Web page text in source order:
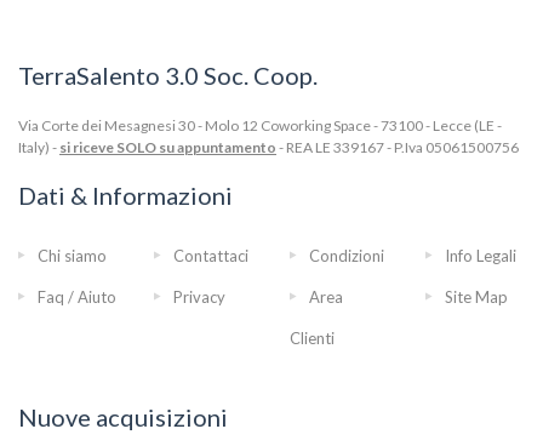
TerraSalento 3.0 Soc. Coop.
Via Corte dei Mesagnesi 30 - Molo 12 Coworking Space - 73100 - Lecce (LE -
Italy) - si riceve SOLO su appuntamento - REA LE 339167 - P.Iva 05061500756
Dati & Informazioni
Chi siamo Contattaci Condizioni Info Legali
Faq / Aiuto Privacy Area
Clienti
Site Map
Nuove acquisizioni